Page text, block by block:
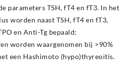
parameters TSH, fT4 en fT3. In het
worden naast TSH, fT4 en fT3,
en Anti-Tg bepaald:
worden waargenomen bij >90%
een Hashimoto (hypo)thyreoïtis.